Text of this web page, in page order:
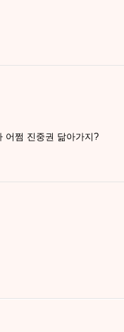
어쩜 진중권 닮아가지?